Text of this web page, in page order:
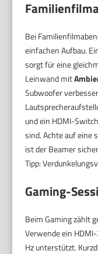
Bei
einfachen Aufbau.
sorgt für eine
Leinwand mit
Subwoofer
und ein HDMI-
sind. Achte auf eine
ist der Beamer
Tipp:
Gaming-
Beim Gaming zählt
Verwende ein
Hz unterstützt.